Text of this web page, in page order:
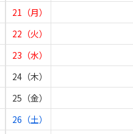
21（月）
22（火）
23（水）
24（木）
25（金）
26（土）